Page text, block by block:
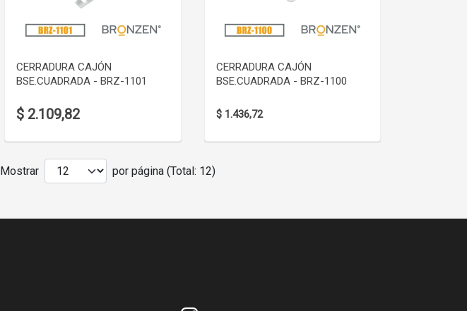
CERRADURA CAJÓN
BSE.CUADRADA - BRZ-1101
$ 2.109,82
CERRADURA CAJÓN
BSE.CUADRADA - BRZ-1100
$ 1.436,72
Mostrar por página (Total: 12)